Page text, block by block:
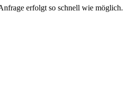
erfolgt so schnell wie möglich.